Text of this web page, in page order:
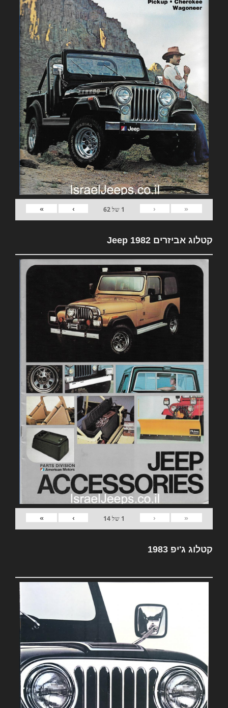
«
‹
1 של62
›
»
קטלוג אביזרים 1982 Jeep
«
‹
1 של14
›
»
קטלוג ג'יפ 1983